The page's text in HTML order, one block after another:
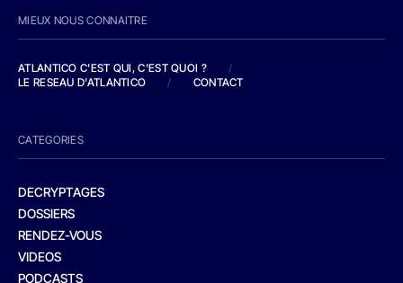
MIEUX NOUS CONNAITRE
ATLANTICO C'EST QUI, C'EST QUOI ?
/
LE RESEAU D'ATLANTICO
/ CONTACT
CATEGORIES
DECRYPTAGES
DOSSIERS
RENDEZ-VOUS
VIDEOS
PODCASTS